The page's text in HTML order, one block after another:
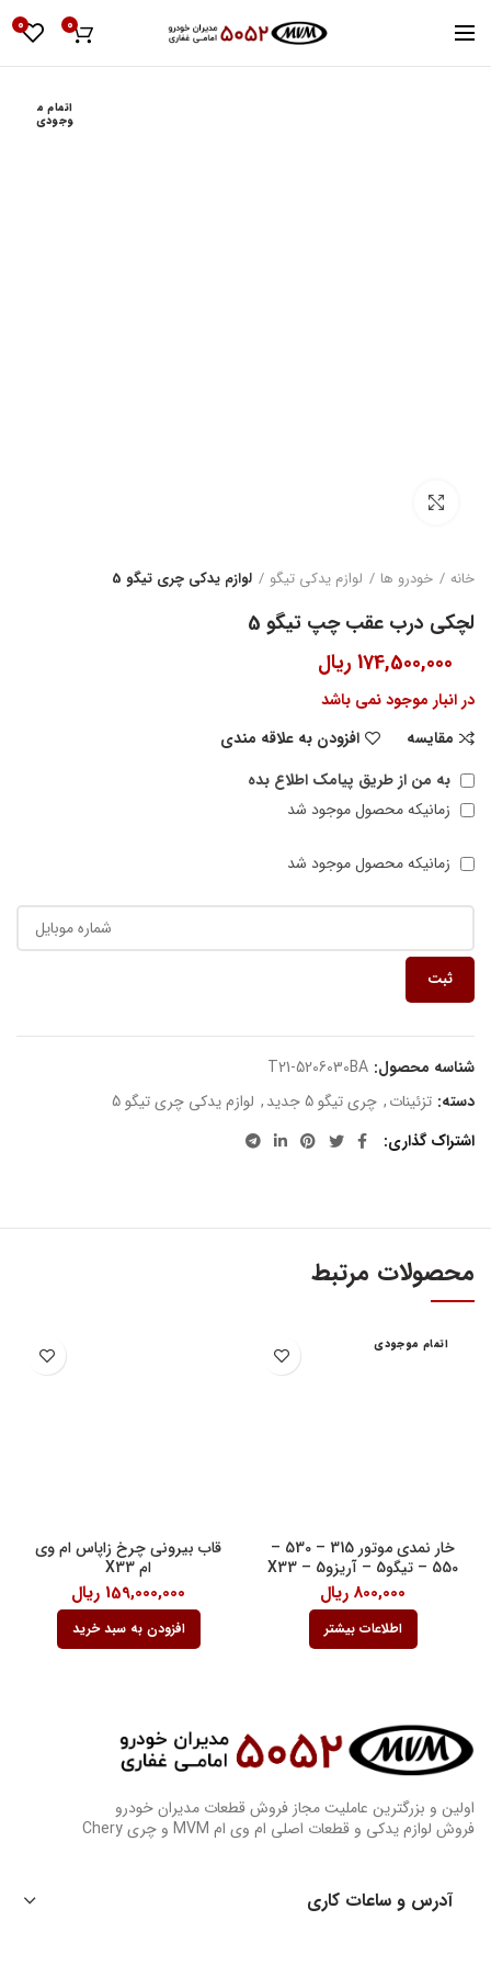
0
0
اتمام م
وجودی
خانه خودرو ها لوازم یدکی تیگو لوازم یدکی چری تیگو 5
لچکی درب عقب چپ تیگو 5
174,500,000 ریال
در انبار موجود نمی باشد
مقایسه
افزودن به علاقه مندی
به من از طریق پیامک اطلاع بده
زمانیکه محصول موجود شد
زمانیکه محصول موجود شد
ثبت
شناسه محصول: T21-5206030BA
دسته: تزئینات, چری تیگو 5 جدید , لوازم یدکی چری تیگو 5
اشتراک گذاری
محصولات مرتبط
اتمام موجودی
خار نمدی موتور 315 – 530 –
550 – تیگو5 – آریزو5 – X33
800,000 ریال
اطلاعات بیشتر
قاب بیرونی چرخ زاپاس ام وی
ام X33
159,000,000 ریال
افزودن به سبد خرید
اولین و بزرگترین عاملیت مجاز فروش قطعات مدیران خودرو
فروش لوازم یدکی و قطعات اصلی ام وی ام MVM و چری Chery
آدرس و ساعات کاری